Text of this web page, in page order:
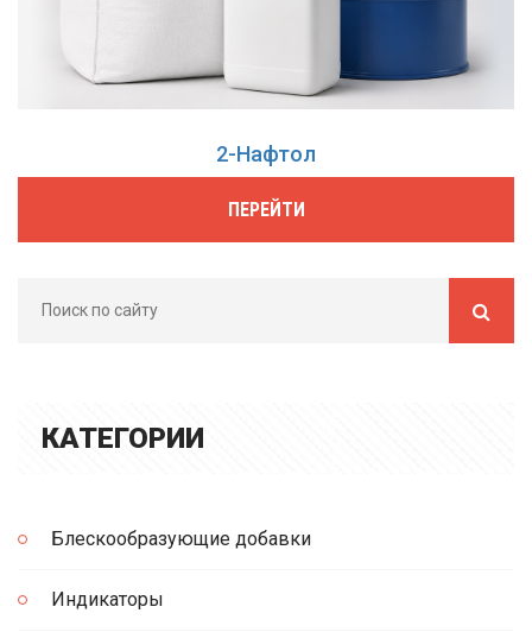
2-Нафтол
ПЕРЕЙТИ
КАТЕГОРИИ
Блескообразующие добавки
Индикаторы